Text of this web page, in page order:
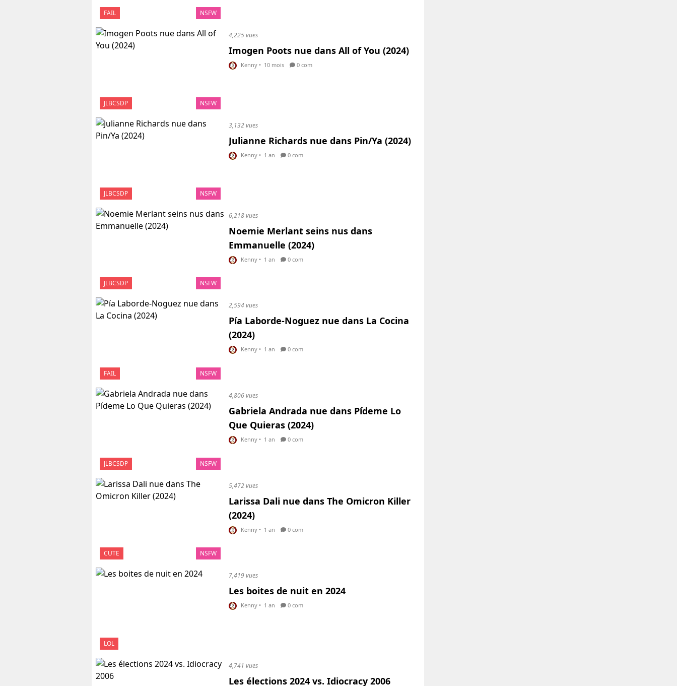
FAIL NSFW
JLBCSDP NSFW
4,225 vues
Imogen Poots nue dans All of You (2024)
Kenny • 10 mois 0 com
JLBCSDP NSFW
3,132 vues
Julianne Richards nue dans Pin/Ya (2024)
Kenny • 1 an 0 com
JLBCSDP NSFW
6,218 vues
Noemie Merlant seins nus dans
Emmanuelle (2024)
Kenny • 1 an 0 com
FAIL NSFW
2,594 vues
Pía Laborde-Noguez nue dans La Cocina
(2024)
Kenny • 1 an 0 com
JLBCSDP NSFW
4,806 vues
Gabriela Andrada nue dans Pídeme Lo
Que Quieras (2024)
Kenny • 1 an 0 com
CUTE NSFW
5,472 vues
Larissa Dali nue dans The Omicron Killer
(2024)
Kenny • 1 an 0 com
LOL
7,419 vues
Les boites de nuit en 2024
Kenny • 1 an 0 com
4,741 vues
Les élections 2024 vs. Idiocracy 2006